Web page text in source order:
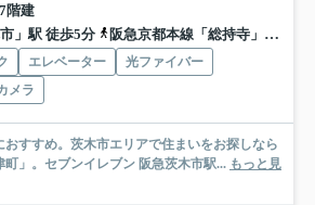
階建
」駅 徒歩5分
阪急京都本線「総持寺」駅 徒歩18分
エレベーター
光ファイバー
メラ
おすすめ。茨木市エリアで住まいをお探しなら
町」。セブンイレブン 阪急茨木市駅... もっと見